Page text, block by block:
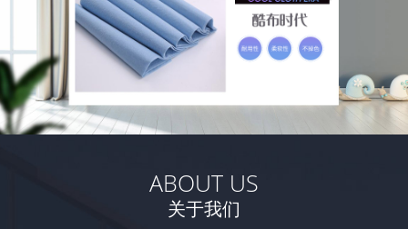
ABOUT US
关于我们
0
7
4
1
4